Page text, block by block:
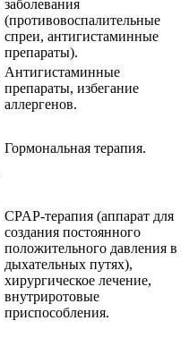
заболевания
(противовоспалительные
спреи, антигистаминные
препараты).
Антигистаминные
препараты, избегание
аллергенов.
Гормональная терапия.
CPAP-терапия (аппарат для
создания постоянного
положительного давления в
дыхательных путях),
хирургическое лечение,
внутриротовые
приспособления.